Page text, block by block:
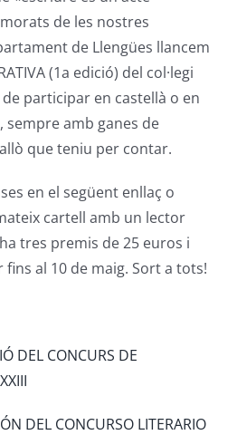
de les nostres
de Llengües llancem
(1a edició) del col·legi
de participar en castellà o en
sempre amb ganes de
que teniu per contar.
en el següent enllaç o
cartell amb un lector
tres premis de 25 euros i
al 10 de maig. Sort a tots!
DEL CONCURS DE
DEL CONCURSO LITERARIO